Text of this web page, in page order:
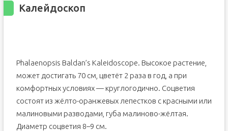
Калейдоскоп
Phalaenopsis Baldan’s Kaleidoscope. Высокое растение,
может достигать 70 см, цветёт 2 раза в год, а при
комфортных условиях — круглогодично. Соцветия
состоят из жёлто-оранжевых лепестков с красными или
малиновыми разводами, губа малиново-жёлтая.
Диаметр соцветия 8–9 см.